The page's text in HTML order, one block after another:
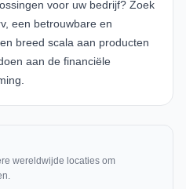
voor uw bedrijf? Zoek
, een betrouwbare en
breed scala aan producten
aan de financiële
wereldwijde locaties om